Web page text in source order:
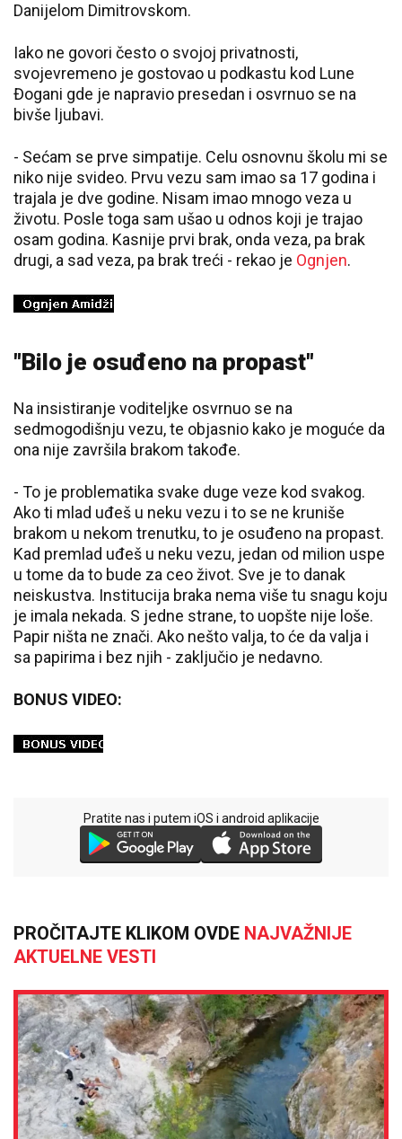
Danijelom Dimitrovskom.
Iako ne govori često o svojoj privatnosti,
svojevremeno je gostovao u podkastu kod Lune
Đogani gde je napravio presedan i osvrnuo se na
bivše ljubavi.
- Sećam se prve simpatije. Celu osnovnu školu mi se
niko nije svideo. Prvu vezu sam imao sa 17 godina i
trajala je dve godine. Nisam imao mnogo veza u
životu. Posle toga sam ušao u odnos koji je trajao
osam godina. Kasnije prvi brak, onda veza, pa brak
drugi, a sad veza, pa brak treći - rekao je Ognjen.
"Bilo je osuđeno na propast"
Na insistiranje voditeljke osvrnuo se na
sedmogodišnju vezu, te objasnio kako je moguće da
ona nije završila brakom takođe.
- To je problematika svake duge veze kod svakog.
Ako ti mlad uđeš u neku vezu i to se ne kruniše
brakom u nekom trenutku, to je osuđeno na propast.
Kad premlad uđeš u neku vezu, jedan od milion uspe
u tome da to bude za ceo život. Sve je to danak
neiskustva. Institucija braka nema više tu snagu koju
je imala nekada. S jedne strane, to uopšte nije loše.
Papir ništa ne znači. Ako nešto valja, to će da valja i
sa papirima i bez njih - zaključio je nedavno.
BONUS VIDEO:
Pratite nas i putem iOS i android aplikacije
PROČITAJTE KLIKOM OVDE NAJVAŽNIJE
AKTUELNE VESTI